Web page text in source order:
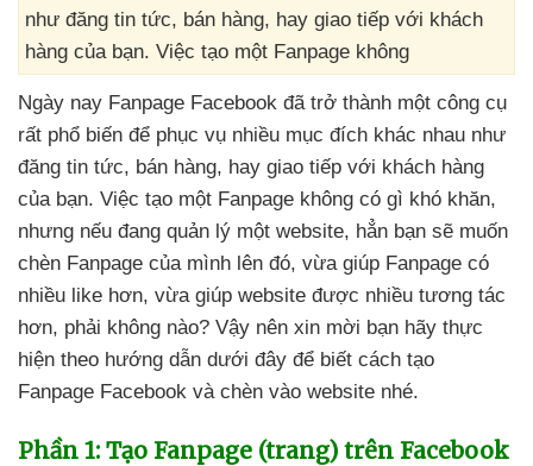
như đăng tin tức, bán hàng, hay giao tiếp với khách
hàng của bạn. Việc tạo một Fanpage không
Ngày nay Fanpage Facebook đã trở thành một công cụ
rất phổ biến để phục vụ nhiều mục đích khác nhau như
đăng tin tức, bán hàng, hay giao tiếp với khách hàng
của bạn. Việc tạo một Fanpage không có gì khó khăn,
nhưng nếu đang quản lý một website, hẳn bạn sẽ muốn
chèn Fanpage của mình lên đó, vừa giúp Fanpage có
nhiều like hơn, vừa giúp website được nhiều tương tác
hơn, phải không nào? Vậy nên xin mời bạn hãy thực
hiện theo hướng dẫn dưới đây để biết cách tạo
Fanpage Facebook và chèn vào website nhé.
Phần 1: Tạo Fanpage (trang) trên Facebook